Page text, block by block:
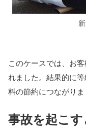
このケースでは、お
れました。結果的に
料の節約につながりま
事故を起こ